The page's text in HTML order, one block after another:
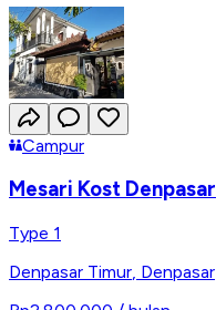
Campur
Mesari Kost Denpasar
Type 1
Denpasar Timur, Denpasar